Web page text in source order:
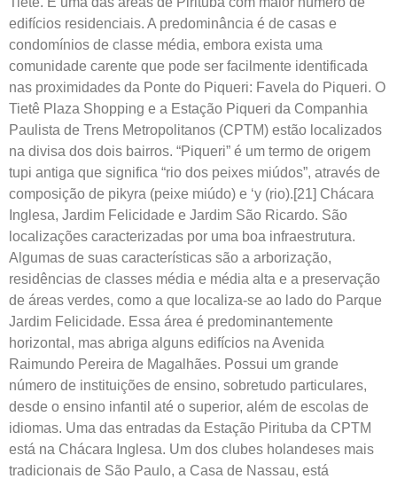
edifícios residenciais. A predominância é de casas e
condomínios de classe média, embora exista uma
comunidade carente que pode ser facilmente identificada
nas proximidades da Ponte do Piqueri: Favela do Piqueri. O
Tietê Plaza Shopping e a Estação Piqueri da Companhia
Paulista de Trens Metropolitanos (CPTM) estão localizados
na divisa dos dois bairros. “Piqueri” é um termo de origem
tupi antiga que significa “rio dos peixes miúdos”, através de
composição de pikyra (peixe miúdo) e ‘y (rio).[21] Chácara
Inglesa, Jardim Felicidade e Jardim São Ricardo. São
localizações caracterizadas por uma boa infraestrutura.
Algumas de suas características são a arborização,
residências de classes média e média alta e a preservação
de áreas verdes, como a que localiza-se ao lado do Parque
Jardim Felicidade. Essa área é predominantemente
horizontal, mas abriga alguns edifícios na Avenida
Raimundo Pereira de Magalhães. Possui um grande
número de instituições de ensino, sobretudo particulares,
desde o ensino infantil até o superior, além de escolas de
idiomas. Uma das entradas da Estação Pirituba da CPTM
está na Chácara Inglesa. Um dos clubes holandeses mais
tradicionais de São Paulo, a Casa de Nassau, está